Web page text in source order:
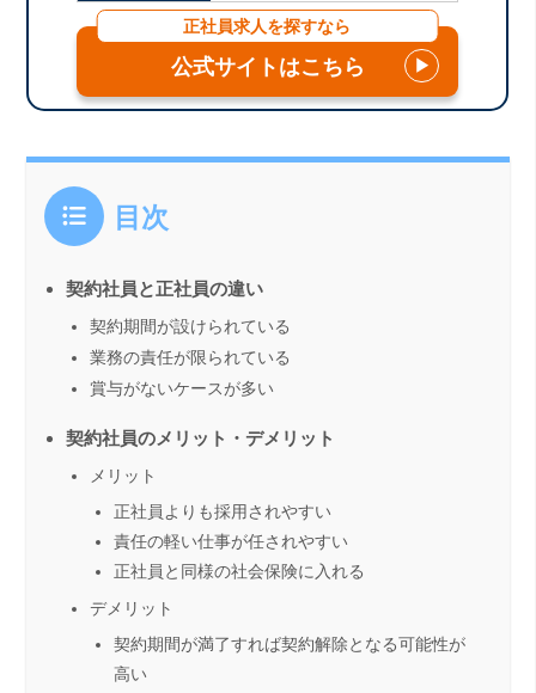
正社員求人を探すなら
公式サイトはこちら ▶
目次
契約社員と正社員の違い
契約期間が設けられている
業務の責任が限られている
賞与がないケースが多い
契約社員のメリット・デメリット
メリット
正社員よりも採用されやすい
責任の軽い仕事が任されやすい
正社員と同様の社会保険に入れる
デメリット
契約期間が満了すれば契約解除となる可能性が
高い